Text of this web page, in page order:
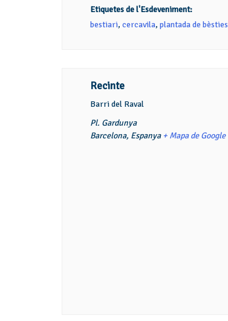
Etiquetes de l'Esdeveniment:
bestiari, cercavila, plantada de bèsties
Recinte
Barri del Raval
Pl. Gardunya
Barcelona, Espanya + Mapa de Google